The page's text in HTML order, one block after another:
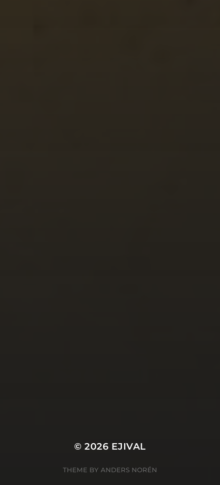
© 2026 EJIVAL
THEME BY ANDERS NORÉN